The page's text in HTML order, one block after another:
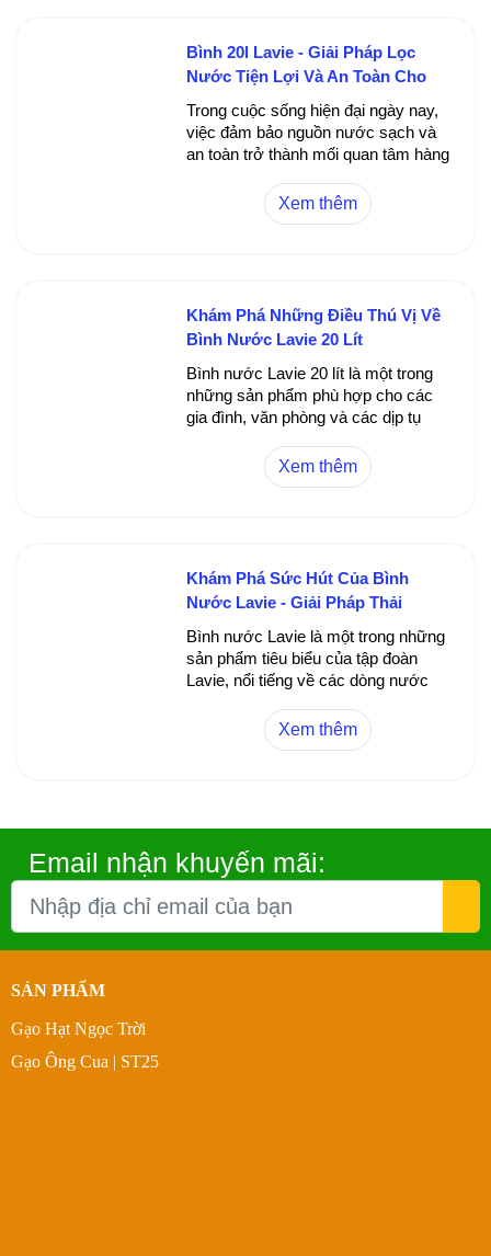
Bình 20l Lavie - Giải Pháp Lọc
Nước Tiện Lợi Và An Toàn Cho
Gia Đình Bạn
Trong cuộc sống hiện đại ngày nay,
việc đảm bảo nguồn nước sạch và
an toàn trở thành mối quan tâm hàng
chính là giải pháp lý tưởng giúp bạn
dễ dàng tiếp cận nguồn nước sạch,
Xem thêm
Khám Phá Những Điều Thú Vị Về
Bình Nước Lavie 20 Lít
Bình nước Lavie 20 lít là một trong
những sản phẩm phù hợp cho các
gia đình, văn phòng và các dịp tụ
đựng lớn, tiện lợi và đảm bảo vệ
sinh, bình nước này đã trở thành lựa
Lavie 20 lit - từ thiết kế, công dụng,
lợi ích, cho đến các mẹo sử dụng
giúp duy trì chất lượng nước lâu dài.
Xem thêm
Khám Phá Sức Hút Của Bình
Nước Lavie - Giải Pháp Thải
Nước Tươi Sạch Cho Gia Đình
Bạn
Bình nước Lavie là một trong những
sản phẩm tiêu biểu của tập đoàn
Lavie, nổi tiếng về các dòng nước
đến cung cấp nước sạch. Thị trường
Việt Nam hiện nay đang chứng kiến
nhiều nhu cầu sử dụng khác nhau từ
gia đình, văn phòng đến các khu vực
công cộng. Đặc biệt, sự đa dạng về
kiểu dáng, dung tích và chất liệu của
các loại bình nước Lavie giúp người
Xem thêm
Email nhận khuyến mãi:
SẢN PHẨM
Gạo Hạt Ngọc Trời
Gạo Ông Cua | ST25